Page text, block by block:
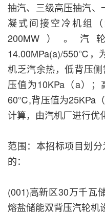
抽汽、三级高压抽汽
凝式间接空冷机组
200MW）。
14.00MPa(a)/550℃，
机乏汽余热，低背压
压值为10KPa（a）
60℃,背压值为25KPa
计算，由汽机厂进行优
范围：本招标项目划
的：
(001)高新区30万千瓦
熔盐储能双背压汽轮机